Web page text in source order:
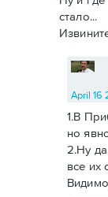
стало...
April 16
1.В
но
2.Ну
все их